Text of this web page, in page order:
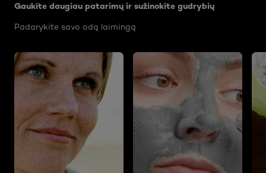
Gaukite daugiau patarimų ir sužinokite gudrybių
Padarykite savo odą laimingą